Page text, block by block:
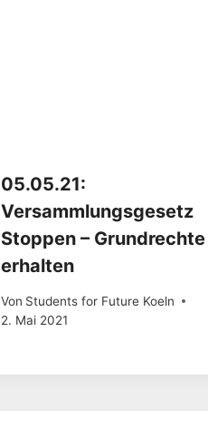
05.05.21:
Versammlungsgesetz
Stoppen – Grundrechte
erhalten
Von Students for Future Koeln
2. Mai 2021